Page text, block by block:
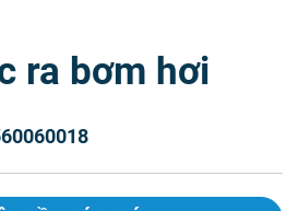
ra bơm hơi